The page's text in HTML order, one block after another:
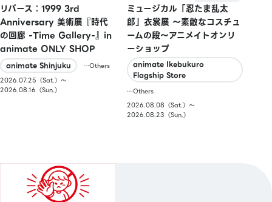
リバース：1999 3rd
Anniversary 美術展『時代
の回廊 -Time Gallery-』in
animate ONLY SHOP
animate Shinjuku
…Others
2026.07.25（Sat.）〜
2026.08.16（Sun.）
ミュージカル「忍たま乱太
郎」衣裳展 ～素敵なコスチュ
ームの段～アニメイトオンリ
ーショップ
animate Ikebukuro
Flagship Store
…Others
2026.08.08（Sat.）〜
2026.08.23（Sun.）